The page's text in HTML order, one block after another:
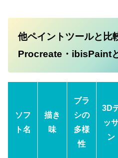
他ペイントツールと比
Procreate・ibisPaint
ソフ
ト名
描き
味
ブラ
シの
多様
性
3D
ッ
ン